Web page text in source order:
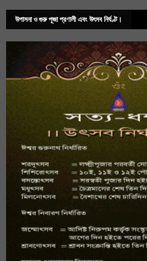
উপাসনা ও গুরু পূজা প্রণালী এবং উৎসব নির্ঘণ্ট।